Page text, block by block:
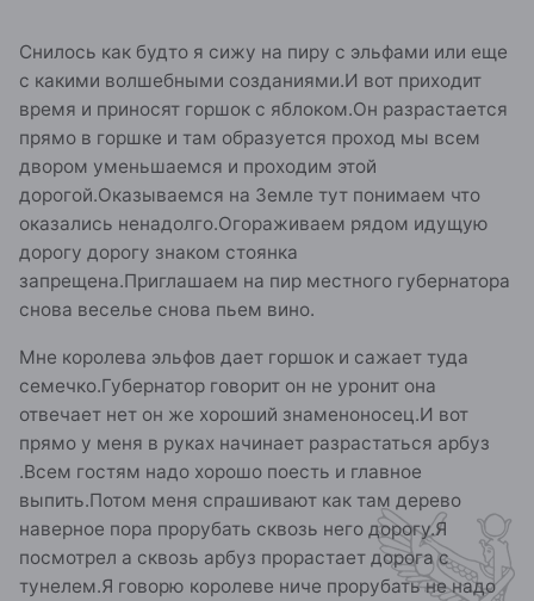
Снилось как будто я сижу на пиру с эльфами или еще
с какими волшебными созданиями.И вот приходит
время и приносят горшок с яблоком.Он разрастается
прямо в горшке и там образуется проход мы всем
двором уменьшаемся и проходим этой
дорогой.Оказываемся на Земле тут понимаем что
оказались ненадолго.Огораживаем рядом идущую
дорогу дорогу знаком стоянка
запрещена.Приглашаем на пир местного губернатора
снова веселье снова пьем вино.
Мне королева эльфов дает горшок и сажает туда
семечко.Губернатор говорит он не уронит она
отвечает нет он же хороший знаменоносец.И вот
прямо у меня в руках начинает разрастаться арбуз
.Всем гостям надо хорошо поесть и главное
выпить.Потом меня спрашивают как там дерево
наверное пора прорубать сквозь него дорогу.Я
посмотрел а сквозь арбуз прорастает дорога с
тунелем.Я говорю королеве ниче прорубать не надо